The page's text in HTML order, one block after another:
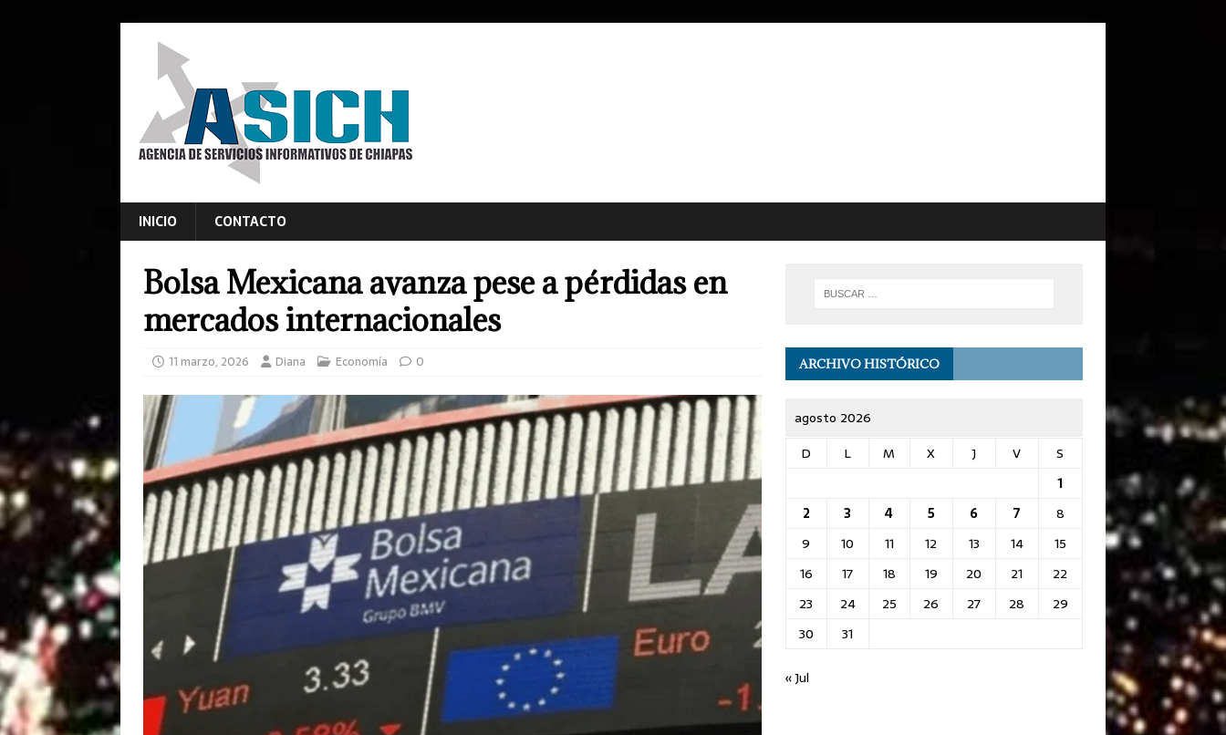
INICIO CONTACTO
Bolsa Mexicana avanza pese a pérdidas en
mercados internacionales
11 marzo, 2026 Diana Economía 0 ARCHIVO HISTÓRICO
agosto 2026
D
L M X J V
S
1
2
3 4 5 6 7
8
9
10 11 12 13 14
15
16
17 18 19 20 21
22
23
24 25 26 27 28
29
30
31
« Jul